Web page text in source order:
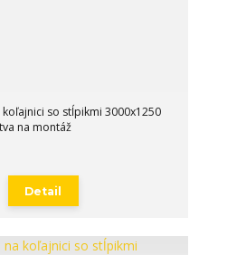
so stĺpikmi 3000x1250
na montáž
Detail